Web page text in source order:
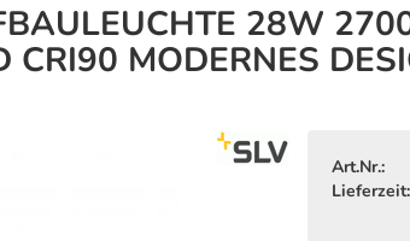
Konto
28W
MODERNES
Art.Nr.:
Lieferzeit: